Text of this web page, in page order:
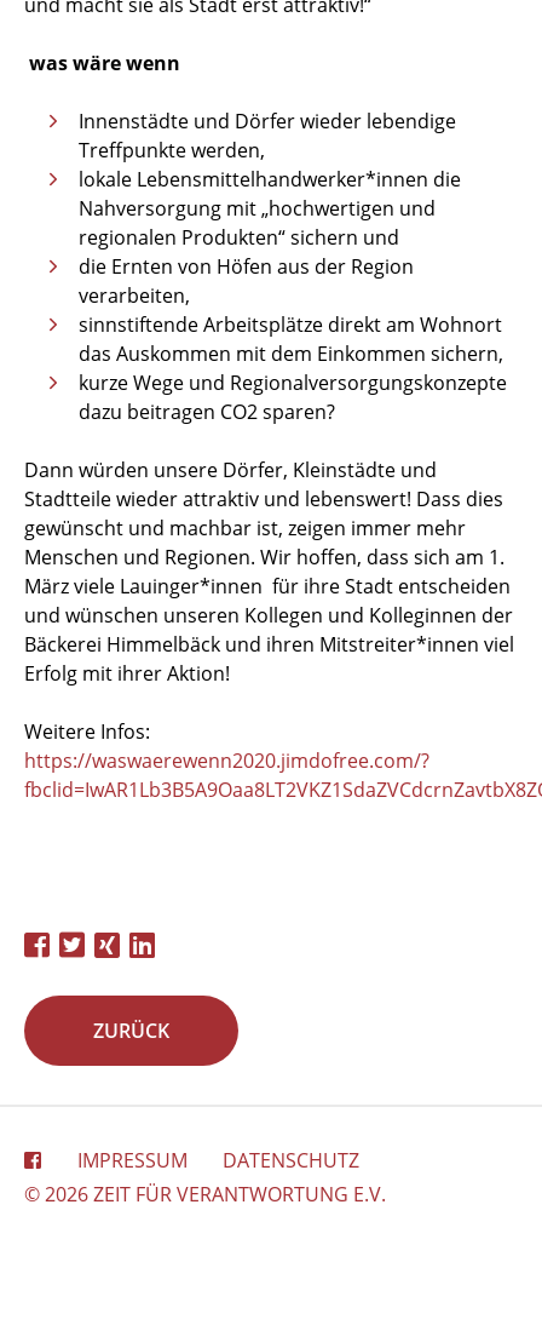
und macht sie als Stadt erst attraktiv!“
was wäre wenn
Innenstädte und Dörfer wieder lebendige
Treffpunkte werden,
lokale Lebensmittelhandwerker*innen die
Nahversorgung mit „hochwertigen und
regionalen Produkten“ sichern und
die Ernten von Höfen aus der Region
verarbeiten,
sinnstiftende Arbeitsplätze direkt am Wohnort
das Auskommen mit dem Einkommen sichern,
kurze Wege und Regionalversorgungskonzepte
dazu beitragen CO2 sparen?
Dann würden unsere Dörfer, Kleinstädte und
Stadtteile wieder attraktiv und lebenswert! Dass dies
gewünscht und machbar ist, zeigen immer mehr
Menschen und Regionen. Wir hoffen, dass sich am 1.
März viele Lauinger*innen für ihre Stadt entscheiden
und wünschen unseren Kollegen und Kolleginnen der
Bäckerei Himmelbäck und ihren Mitstreiter*innen viel
Erfolg mit ihrer Aktion!
Weitere Infos:
https://waswaerewenn2020.jimdofree.com/?
ZURÜCK
IMPRESSUM
DATENSCHUTZ
© 2026 ZEIT FÜR VERANTWORTUNG E.V.